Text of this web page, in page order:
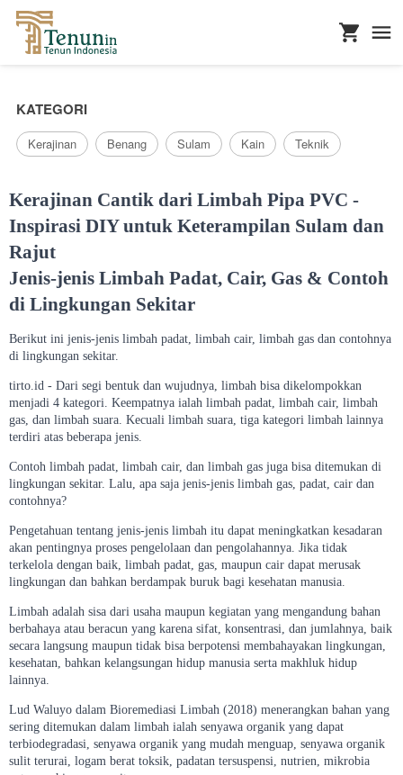
KATEGORI
Kerajinan Benang Sulam Kain Teknik
Kerajinan Cantik dari Limbah Pipa PVC -
Inspirasi DIY untuk Keterampilan Sulam dan
Rajut
Jenis-jenis Limbah Padat, Cair, Gas & Contoh
di Lingkungan Sekitar
Berikut ini jenis-jenis limbah padat, limbah cair, limbah gas dan contohnya
di lingkungan sekitar.
tirto.id - Dari segi bentuk dan wujudnya, limbah bisa dikelompokkan
menjadi 4 kategori. Keempatnya ialah limbah padat, limbah cair, limbah
gas, dan limbah suara. Kecuali limbah suara, tiga kategori limbah lainnya
terdiri atas beberapa jenis.
Contoh limbah padat, limbah cair, dan limbah gas juga bisa ditemukan di
lingkungan sekitar. Lalu, apa saja jenis-jenis limbah gas, padat, cair dan
contohnya?
Pengetahuan tentang jenis-jenis limbah itu dapat meningkatkan kesadaran
akan pentingnya proses pengelolaan dan pengolahannya. Jika tidak
terkelola dengan baik, limbah padat, gas, maupun cair dapat merusak
lingkungan dan bahkan berdampak buruk bagi kesehatan manusia.
Limbah adalah sisa dari usaha maupun kegiatan yang mengandung bahan
berbahaya atau beracun yang karena sifat, konsentrasi, dan jumlahnya, baik
secara langsung maupun tidak bisa berpotensi membahayakan lingkungan,
kesehatan, bahkan kelangsungan hidup manusia serta makhluk hidup
lainnya.
Lud Waluyo dalam Bioremediasi Limbah (2018) menerangkan bahan yang
sering ditemukan dalam limbah ialah senyawa organik yang dapat
terbiodegradasi, senyawa organik yang mudah menguap, senyawa organik
sulit terurai, logam berat toksik, padatan tersuspensi, nutrien, mikrobia